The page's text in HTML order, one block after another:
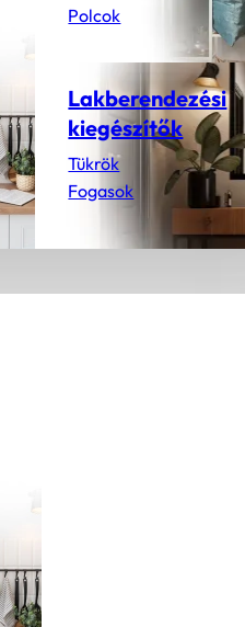
Polcok
Lakberendezési
kiegészítők
Tükrök
Fogasok